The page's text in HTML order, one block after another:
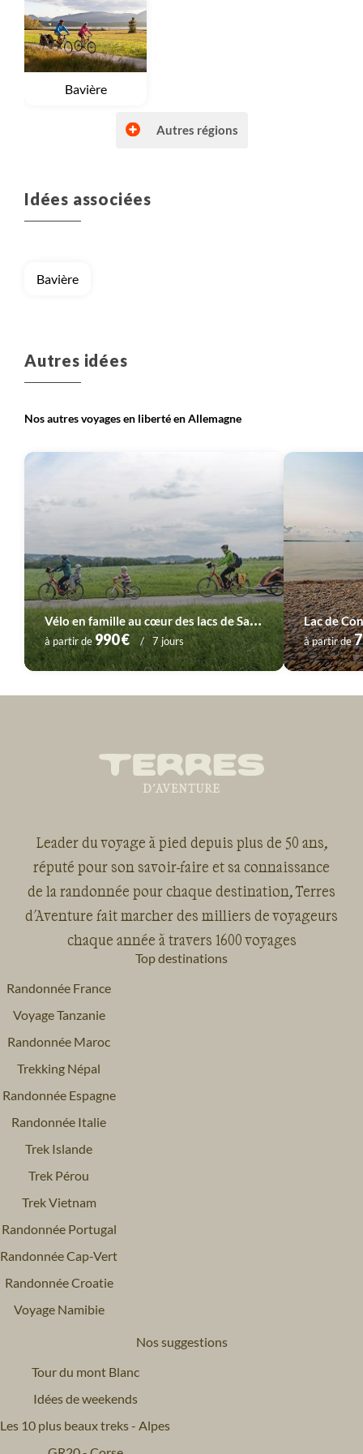
Voyage
Bavière
Autres régions
Idées associées
Bavière
Autres idées
Nos autres voyages en liberté en Allemagne
V
élo en famille au cœur des lacs de Salzbourg
à partir de990 € 7 jours
Lac de
à partir de
Leader du voyage à pied depuis plus de 50 ans,
réputé pour son savoir-faire et sa connaissance
de la randonnée pour chaque destination, Terres
d'Aventure fait marcher des milliers de voyageurs
chaque année à travers 1600 voyages
Top destinations
Randonnée France
Voyage Tanzanie
Randonnée Maroc
Trekking Népal
Randonnée Espagne
Randonnée Italie
Trek Islande
Trek Pérou
Trek Vietnam
Randonnée Portugal
Randonnée Cap-Vert
Randonnée Croatie
Voyage Namibie
Nos suggestions
Tour du mont Blanc
Idées de weekends
Les 10 plus beaux treks - Alpes